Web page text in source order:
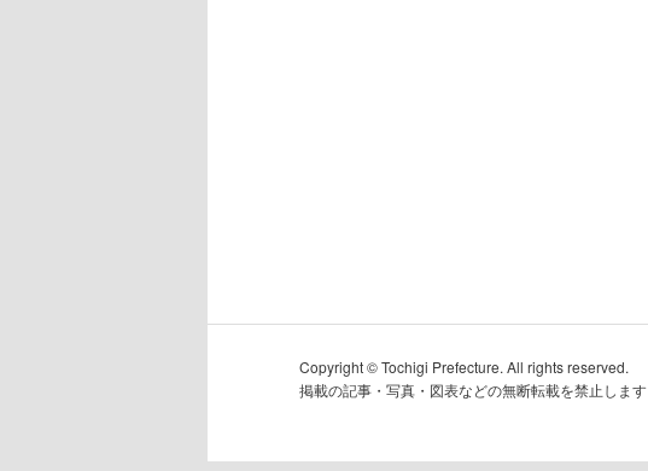
Copyright © Tochigi Prefecture. All rights reserved.
掲載の記事・写真・図表などの無断転載を禁止します